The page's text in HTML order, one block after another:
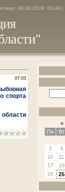
06.08.2026, 03:44 |
07:03
спорта
«
Пн
Вт
3
4
10
11
17
18
24
25